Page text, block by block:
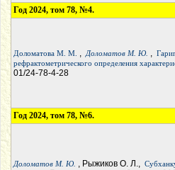
Год 2024, том 78, №4.
Доломатова М. М. , Доломатов М. Ю. ,
рефрактометрического определения
01/24-78-4-28
Год 2024, том 78, №6.
Доломатов М. Ю. , Рыжиков О. Л.,